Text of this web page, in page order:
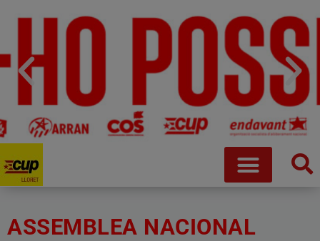
ASSEMBLEA NACIONAL